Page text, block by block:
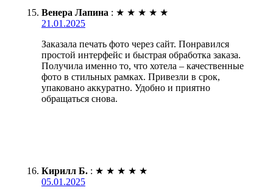
Венера Лапина : ★ ★ ★ ★ ★
21.01.2025
Заказала печать фото через сайт. Понравился
простой интерфейс и быстрая обработка заказа.
Получила именно то, что хотела – качественные
фото в стильных рамках. Привезли в срок,
упаковано аккуратно. Удобно и приятно
обращаться снова.
Кирилл Б. : ★ ★ ★ ★ ★
05.01.2025